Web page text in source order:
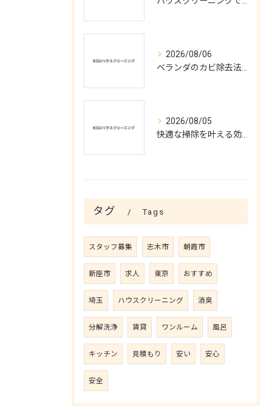
2026/08/06
2026/08/05
タグ Tags
スタッフ募集 志木市 朝霞市
新座市 求人 東京 おすすめ
埼玉 ハウスクリーニング 消臭
分解洗浄 賃貸 ワンルーム 風呂
キッチン 見積もり 安い 安心
安全